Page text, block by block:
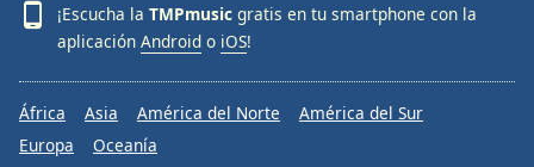
¡Escucha la TMPmusic gratis en tu smartphone con la
aplicación Android o iOS!
África Asia América del Norte
América del Sur
Europa
Oceanía